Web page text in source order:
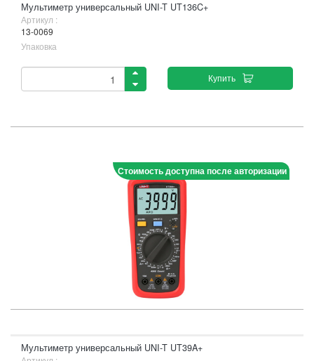
Мультиметр универсальный UNI-T UT136C+
Артикул :
13-0069
Упаковка
Купить
Стоимость доступна после авторизации
Мультиметр универсальный UNI-T UT39A+